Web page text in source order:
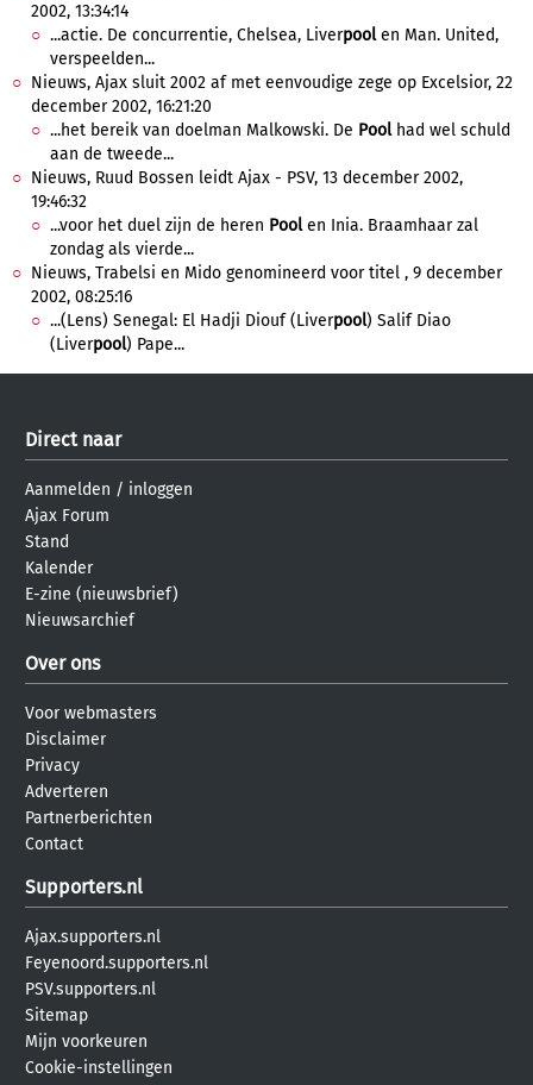
2002, 13:34:14
...actie. De concurrentie, Chelsea, Liverpoolen Man. United,
verspeelden...
Nieuws, Ajax sluit 2002 af met eenvoudige zege op Excelsior, 22
december 2002, 16:21:20
...het bereik van doelman Malkowski. De Poolhad wel schuld
aan de tweede...
Nieuws, Ruud Bossen leidt Ajax - PSV, 13 december 2002,
19:46:32
...voor het duel zijn de heren Poolen Inia. Braamhaar zal
zondag als vierde...
Nieuws, Trabelsi en Mido genomineerd voor titel , 9 december
2002, 08:25:16
...(Lens) Senegal: El Hadji Diouf (Liverpool) Salif Diao
(Liverpool) Pape...
Direct naar
Aanmelden / inloggen
Ajax Forum
Stand
Kalender
E-zine (nieuwsbrief)
Nieuwsarchief
Over ons
Voor webmasters
Disclaimer
Privacy
Adverteren
Partnerberichten
Contact
Supporters.nl
Ajax.supporters.nl
Feyenoord.supporters.nl
PSV.supporters.nl
Sitemap
Mijn voorkeuren
Cookie-instellingen